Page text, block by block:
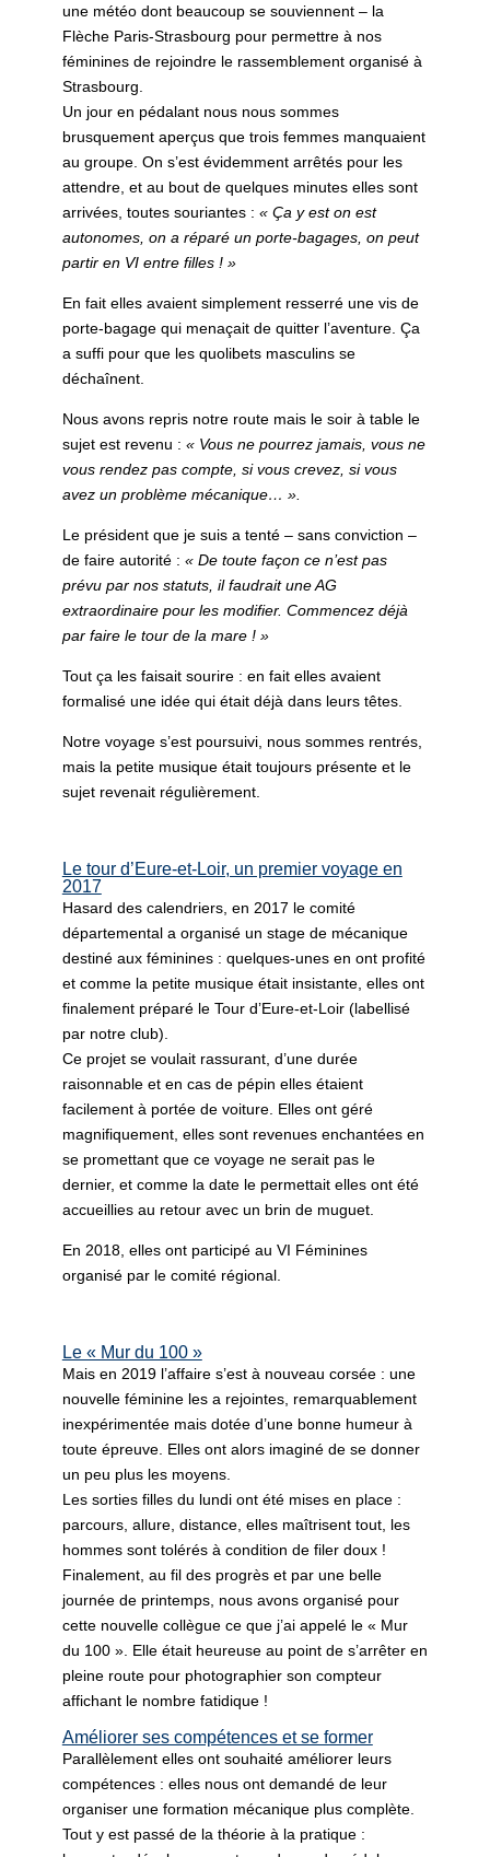
une météo dont beaucoup se souviennent – la
Flèche Paris-Strasbourg pour permettre à nos
féminines de rejoindre le rassemblement organisé à
Strasbourg.
Un jour en pédalant nous nous sommes
brusquement aperçus que trois femmes manquaient
au groupe. On s’est évidemment arrêtés pour les
attendre, et au bout de quelques minutes elles sont
arrivées, toutes souriantes : « Ça y est on est
autonomes, on a réparé un porte-bagages, on peut
partir en VI entre filles ! »
En fait elles avaient simplement resserré une vis de
porte-bagage qui menaçait de quitter l’aventure. Ça
a suffi pour que les quolibets masculins se
déchaînent.
Nous avons repris notre route mais le soir à table le
sujet est revenu : « Vous ne pourrez jamais, vous ne
vous rendez pas compte, si vous crevez, si vous
avez un problème mécanique… ».
Le président que je suis a tenté – sans conviction –
de faire autorité : « De toute façon ce n’est pas
prévu par nos statuts, il faudrait une AG
extraordinaire pour les modifier. Commencez déjà
par faire le tour de la mare ! »
Tout ça les faisait sourire : en fait elles avaient
formalisé une idée qui était déjà dans leurs têtes.
Notre voyage s’est poursuivi, nous sommes rentrés,
mais la petite musique était toujours présente et le
sujet revenait régulièrement.
Le tour d’Eure-et-Loir, un premier voyage en
2017
Hasard des calendriers, en 2017 le comité
départemental a organisé un stage de mécanique
destiné aux féminines : quelques-unes en ont profité
et comme la petite musique était insistante, elles ont
finalement préparé le Tour d’Eure-et-Loir (labellisé
par notre club).
Ce projet se voulait rassurant, d’une durée
raisonnable et en cas de pépin elles étaient
facilement à portée de voiture. Elles ont géré
magnifiquement, elles sont revenues enchantées en
se promettant que ce voyage ne serait pas le
dernier, et comme la date le permettait elles ont été
accueillies au retour avec un brin de muguet.
En 2018, elles ont participé au VI Féminines
organisé par le comité régional.
Le « Mur du 100 »
Mais en 2019 l’affaire s’est à nouveau corsée : une
nouvelle féminine les a rejointes, remarquablement
inexpérimentée mais dotée d’une bonne humeur à
toute épreuve. Elles ont alors imaginé de se donner
un peu plus les moyens.
Les sorties filles du lundi ont été mises en place :
parcours, allure, distance, elles maîtrisent tout, les
hommes sont tolérés à condition de filer doux !
Finalement, au fil des progrès et par une belle
journée de printemps, nous avons organisé pour
cette nouvelle collègue ce que j’ai appelé le « Mur
du 100 ». Elle était heureuse au point de s’arrêter en
pleine route pour photographier son compteur
affichant le nombre fatidique !
Améliorer ses compétences et se former
Parallèlement elles ont souhaité améliorer leurs
compétences : elles nous ont demandé de leur
organiser une formation mécanique plus complète.
Tout y est passé de la théorie à la pratique :